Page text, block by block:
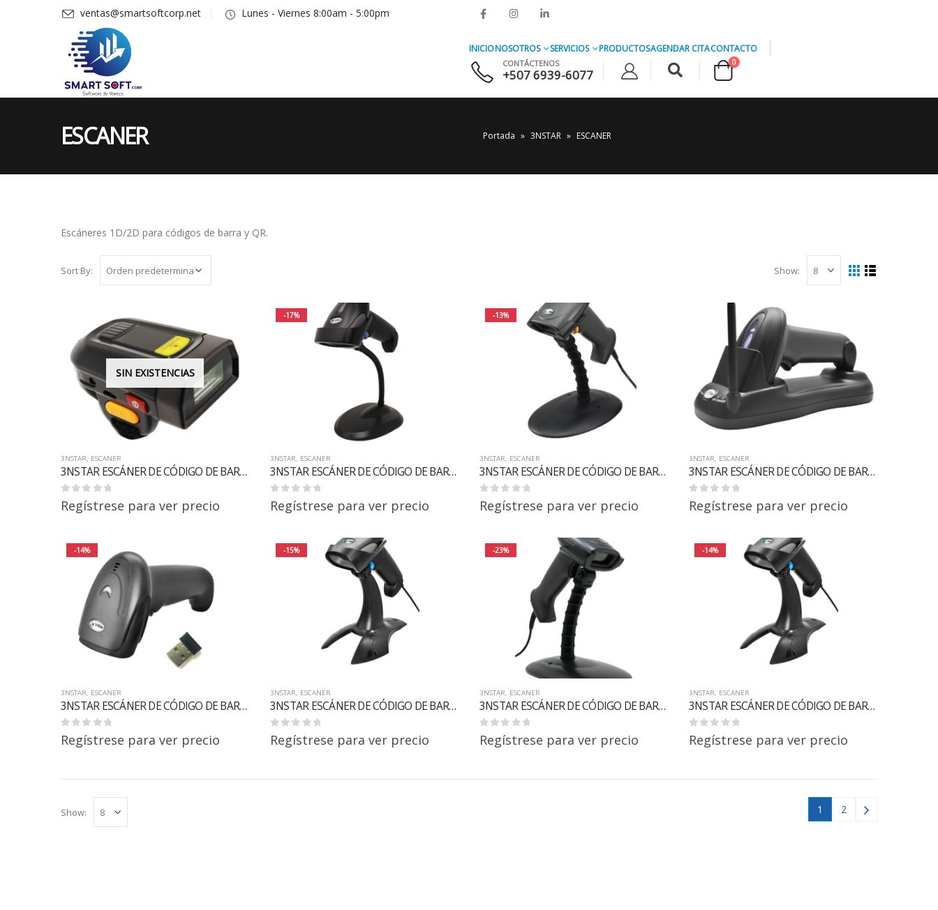
ventas@smartsoftcorp.net Lunes - Viernes 8:00am - 5:00pm
INICIONOSOTROS SERVICIOS PRODUCTOSAGENDAR CITACONTACTO
CONTÁCTENOS
+507 6939-6077
0
ESCANER Portada » 3NSTAR » ESCANER
Escáneres 1D/2D para códigos de barra y QR.
Sort By: Show:
SIN EXISTENCIAS
3NSTAR ESCANER
3NSTAR ESCÁNER DE CÓDIGO DE BARRAS DE ANILLO 2D BT SC365
0out of 5
Regístrese para ver precio
-17%
3NSTAR ESCANER
3NSTAR ESCÁNER DE CÓDIGO DE BARRAS DE MANO 1D SC050 LASER MANUAL
0out of 5
Regístrese para ver precio
-13%
3NSTAR ESCANER
3NSTAR ESCÁNER DE CÓDIGO DE BARRAS DE MANO 1D SC100 LASER
0out of 5
Regístrese para ver precio
3NSTAR ESCANER
3NSTAR ESCÁNER DE CÓDIGO DE BARRAS DE MANO 1D SC300 INALÁMBRICO
0out of 5
Regístrese para ver precio
-14%
3NSTAR, ESCANER
3NSTAR ESCÁNER DE CÓDIGO DE BARRAS DE MANO 1D SC310 INALÁMBRICO BLUETOOTH
0out of 5
Regístrese para ver precio
-15%
3NSTAR, ESCANER
3NSTAR ESCÁNER DE CÓDIGO DE BARRAS DE MANO 1D SCI150 IMAGER
0out of 5
Regístrese para ver precio
-23%
3NSTAR, ESCANER
3NSTAR ESCÁNER DE CÓDIGO DE BARRAS DE MANO 2D SC402
0out of 5
Regístrese para ver precio
-14%
3NSTAR, ESCANER
3NSTAR ESCÁNER DE CÓDIGO DE BARRAS DE MANO 2D SC410
0out of 5
Regístrese para ver precio
Show: 1 2